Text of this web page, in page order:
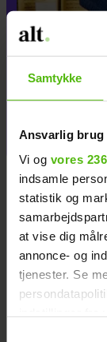
Samtykke
Ansvarlig brug
Vi og vores
indsamle
statistik og
at vise dig
annonce- og
tjenester. Se
”Jeg
fokus"